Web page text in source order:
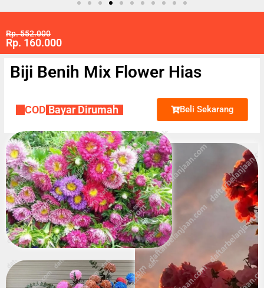
Rp. 552.000
Rp. 160.000
Biji Benih Mix Flower Hias
COD Bayar Dirumah Beli Sekarang